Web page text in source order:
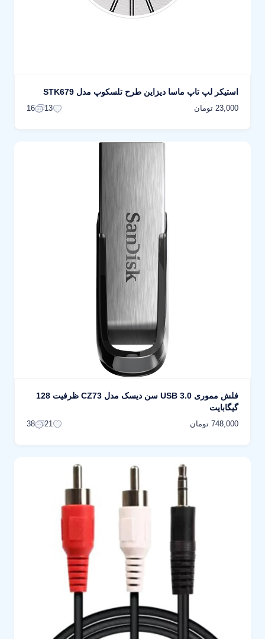
استیکر لپ تاپ ماسا دیزاین طرح تلسکوپ مدل STK679
23,000 تومان 13
16
فلش مموری USB 3.0 سن دیسک مدل CZ73 ظرفیت 128
گیگابایت
748,000 تومان 21
38